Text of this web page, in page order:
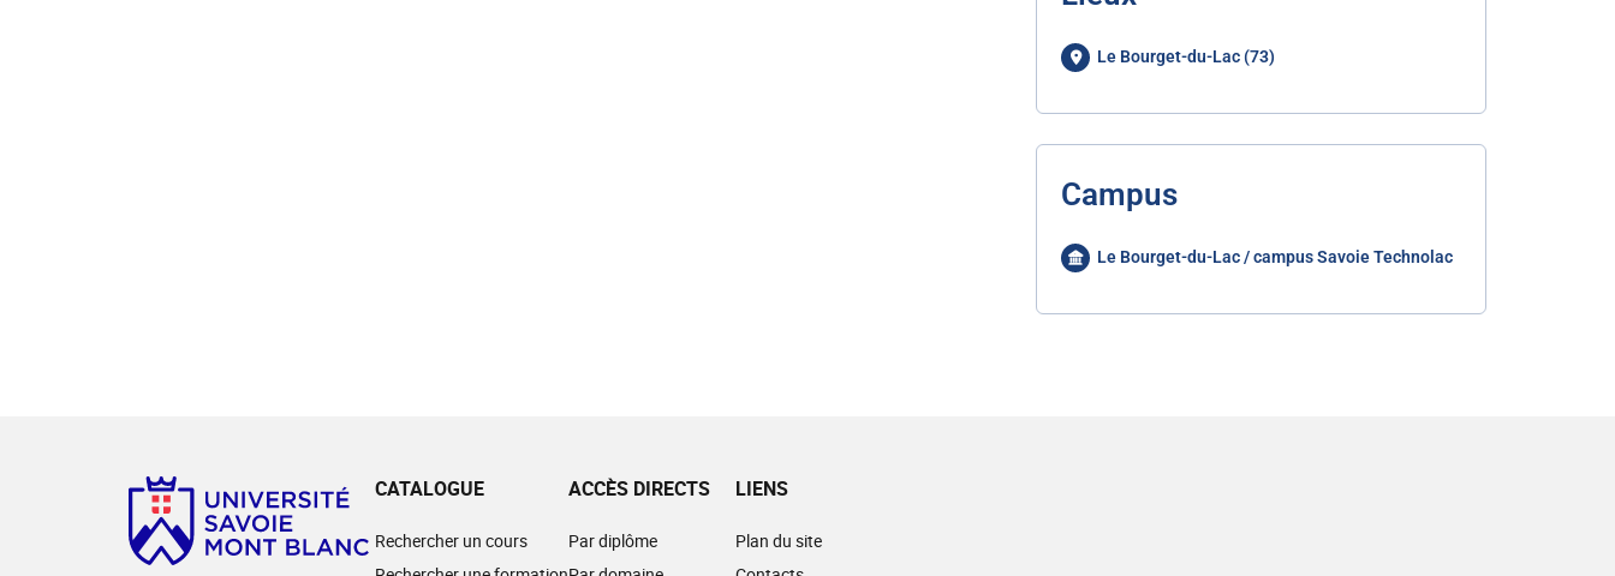
Le Bourget-du-Lac (73)
Campus
Le Bourget-du-Lac / campus Savoie Technolac
CATALOGUE
Rechercher un cours
ACCÈS DIRECTS
Par diplôme
LIENS
Plan du site